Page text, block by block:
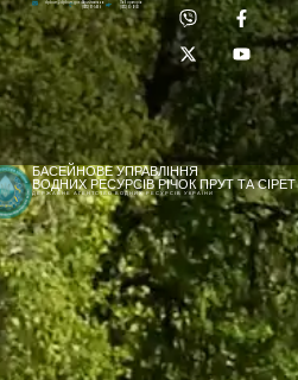
Лабораторія:
(0372) 53-92-00
dpbuvr@dpbuvr.gov.uaПриймальня:
(0372) 51-14-56
БАСЕЙНОВЕ УПРАВЛІННЯ
ВОДНИХ РЕСУРСІВ РІЧОК ПРУТ ТА СІРЕТ
ДЕРЖАВНЕ АГЕНТСТВО ВОДНИХ РЕСУРСІВ УКРАЇНИ